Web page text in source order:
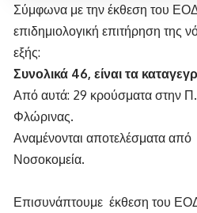
Σύμφωνα με την έκθεση του
επιδημιολογική επιτήρηση της
εξής:
Συνολικά 46, είναι τα
Από αυτά: 29 κρούσματα στην
Φλώρινας.
Αναμένονται αποτελέσματα
Νοσοκομεία.
Επισυνάπτουμε έκθεση του